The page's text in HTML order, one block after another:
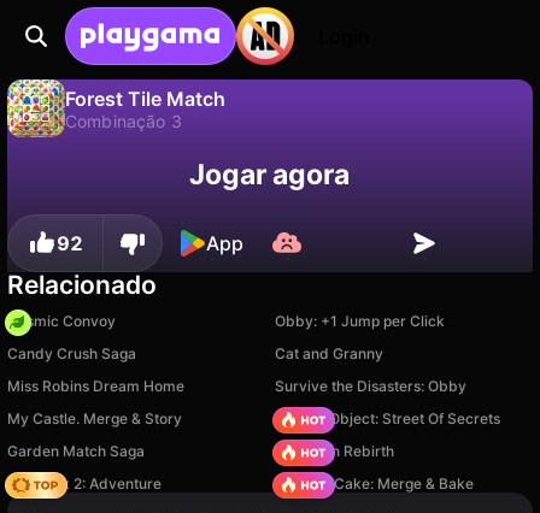
Forest Tile Match
Combinação 3
Salve o progresso!Jogar agora
92 App
Relacionado
Cosmic Convoy
Obby: +1 Jump per Click
Candy Crush Saga
Cat and Granny
Miss Robins Dream Home
Survive the Disasters: Obby
My Castle. Merge & Story
Hidden Object: Street Of Secrets
Garden Match Saga
Stickman Rebirth
Vega Mix 2: Adventure
Piece of Cake: Merge & Bake